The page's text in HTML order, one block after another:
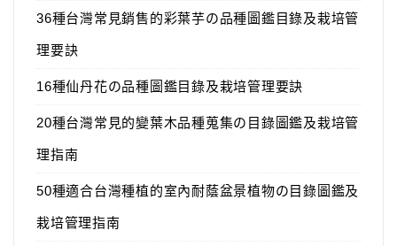
36種台灣常見銷售的彩葉芋の品種圖鑑目錄及栽培管
理要訣
16種仙丹花の品種圖鑑目錄及栽培管理要訣
20種台灣常見的變葉木品種蒐集の目錄圖鑑及栽培管
理指南
50種適合台灣種植的室內耐蔭盆景植物の目錄圖鑑及
栽培管理指南